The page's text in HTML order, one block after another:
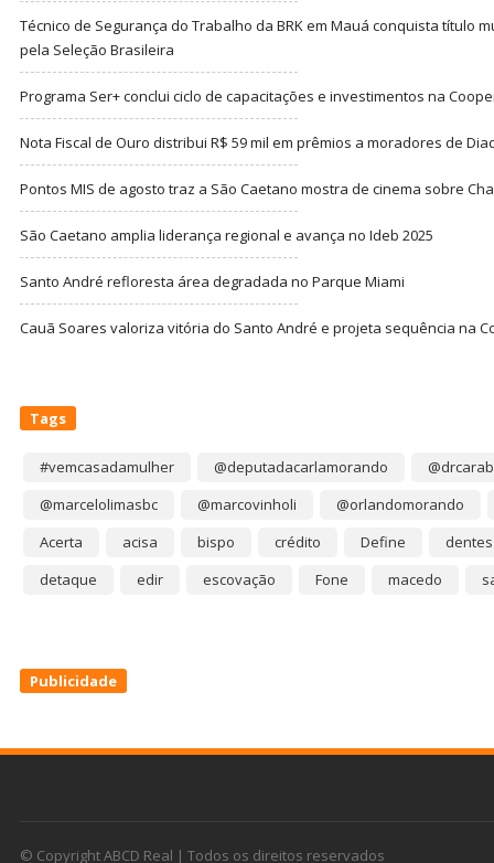
Técnico de Segurança do Trabalho da BRK em Mauá conquista título
pela Seleção Brasileira
Programa Ser+ conclui ciclo de capacitações e investimentos na
Nota Fiscal de Ouro distribui R$ 59 mil em prêmios a moradores de
Pontos MIS de agosto traz a São Caetano mostra de cinema sobre
São Caetano amplia liderança regional e avança no Ideb 2025
Santo André refloresta área degradada no Parque Miami
Cauã Soares valoriza vitória do Santo André e projeta sequência na
Tags
#vemcasadamulher @deputadacarlamorando
@marcelolimasbc
@marcovinholi
@orlandomorando
Acerta
acisa bispo crédito Define
dentes
detaque
edir escovação Fone macedo
Publicidade
© Copyright ABCD Real | Todos os direitos reservados